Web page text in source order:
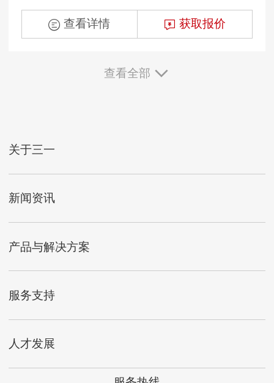
查看详情 获取报价
查看全部
关于三一
新闻资讯
产品与解决方案
服务支持
人才发展